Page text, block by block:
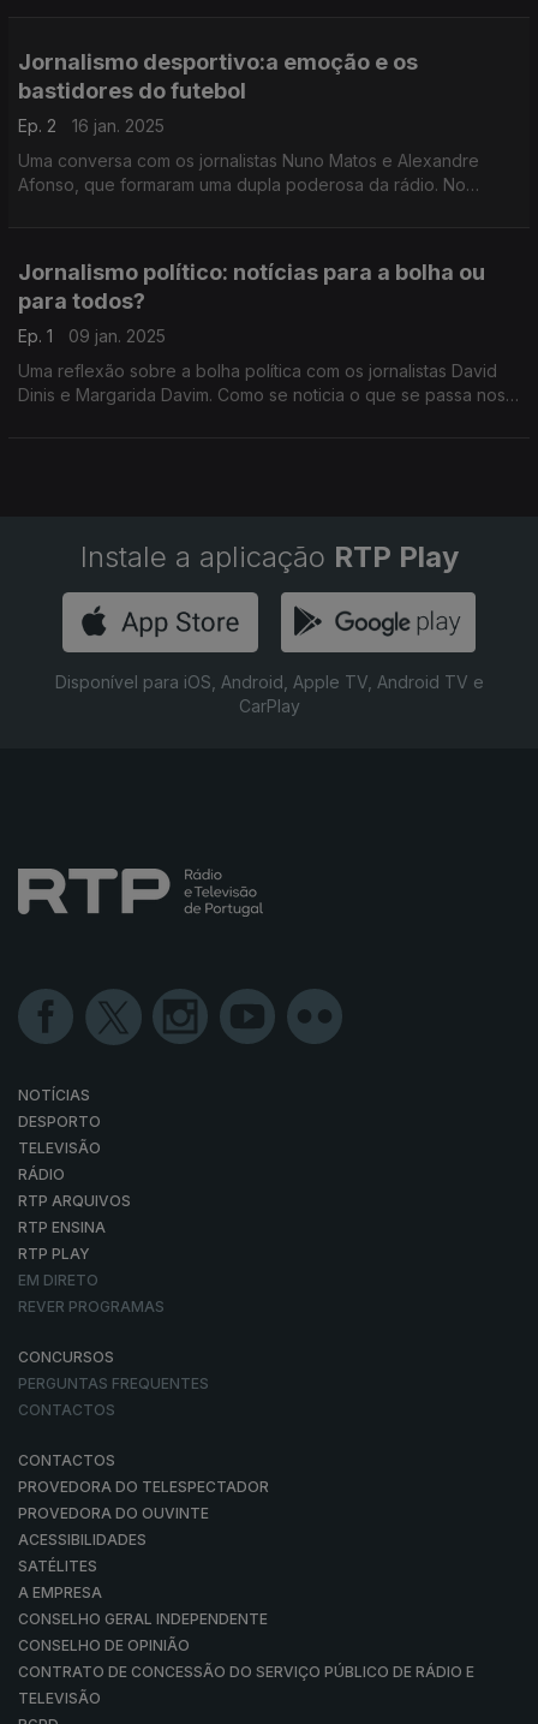
Jornalismo desportivo:a emoção e os
bastidores do futebol
Ep. 2
16 jan. 2025
Uma conversa com os jornalistas Nuno Matos e Alexandre
Afonso, que formaram uma dupla poderosa da rádio. No
Jornalismo político: notícias para a bolha ou
para todos?
Ep. 1
09 jan. 2025
Uma reflexão sobre a bolha política com os jornalistas David
Dinis e Margarida Davim. Como se noticia o que se passa nos
Instale a aplicação RTP Play
Disponível para iOS, Android, Apple TV, Android TV e
CarPlay
NOTÍCIAS
DESPORTO
TELEVISÃO
RÁDIO
RTP ARQUIVOS
RTP ENSINA
RTP PLAY
EM DIRETO
REVER PROGRAMAS
CONCURSOS
PERGUNTAS FREQUENTES
CONTACTOS
CONTACTOS
PROVEDORA DO TELESPECTADOR
PROVEDORA DO OUVINTE
ACESSIBILIDADES
SATÉLITES
A EMPRESA
CONSELHO GERAL INDEPENDENTE
CONSELHO DE OPINIÃO
CONTRATO DE CONCESSÃO DO SERVIÇO PÚBLICO DE RÁDIO E
TELEVISÃO